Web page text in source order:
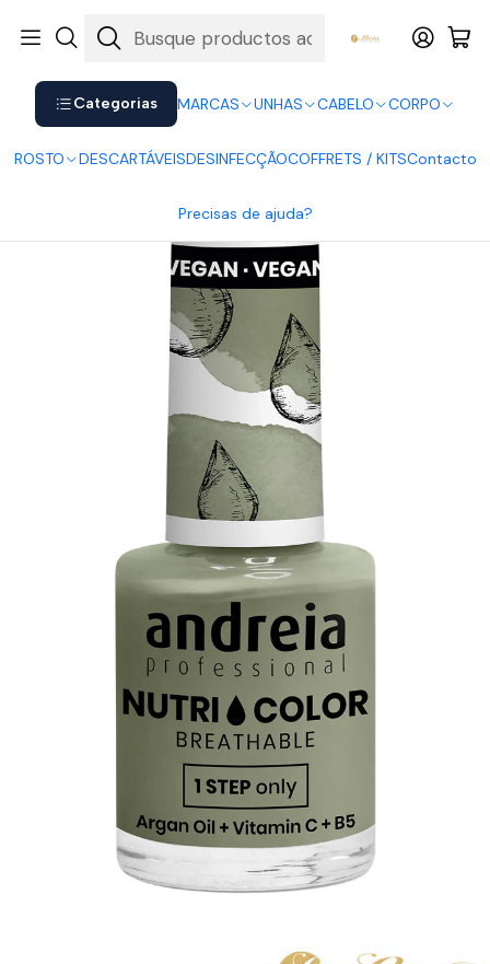
Categorias MARCAS UNHAS CABELO CORPO
ROSTO DESCARTÁVEISDESINFECÇÃOCOFFRETS / KITSContacto
Precisas de ajuda?
Shop now. Pay later with Klarna.
Andreia Verniz Nutricolor 20